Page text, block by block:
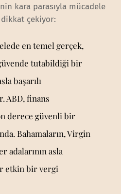
kara parasıyla mücadele
çekiyor:
en temel gerçek,
tutabildiği bir
başarılı
ABD, finans
derece güvenli bir
Bahamaların, Virgin
adalarının asla
etkin bir vergi